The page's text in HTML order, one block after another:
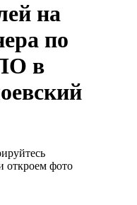
на
по
в
откроем фото